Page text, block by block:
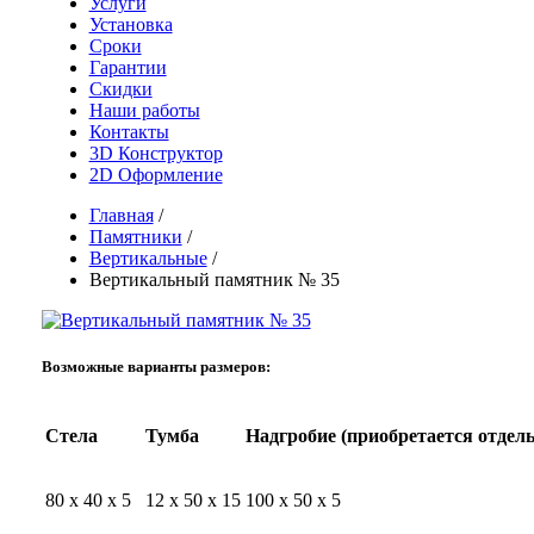
Установка
Сроки
Гарантии
Скидки
Наши работы
Контакты
3D Конструктор
2D Оформление
Главная /
Памятники /
Вертикальные /
Вертикальный памятник № 35
Возможные варианты размеров:
Стела Тумба Надгробие (приобретается
80 x 40 x 5 12 x 50 x 15 100 x 50 x 5